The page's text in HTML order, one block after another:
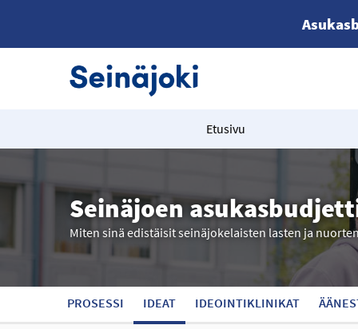
Etusivu
Seinäjoen
Miten sinä edistäisit seinäjokelaisten lasten ja
PROSESSI IDEAT IDEOINTIKLINIKAT